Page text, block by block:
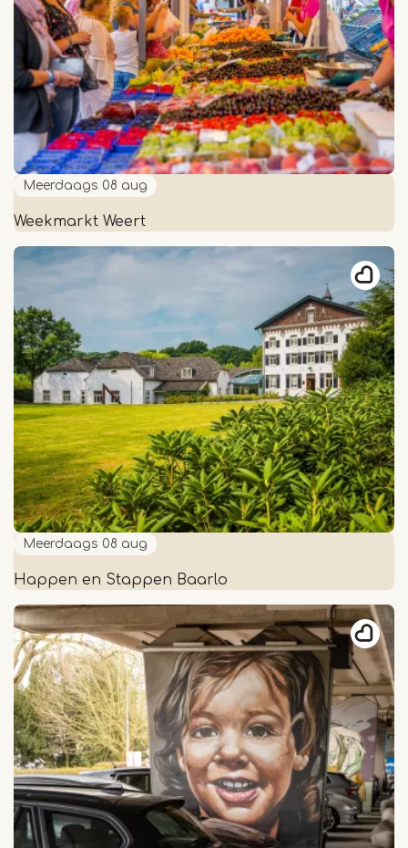
Meerdaags 08 aug
Weekmarkt Weert
Weekmarkt
Weert
Meerdaags 08 aug
Happen en Stappen Baarlo
Happen
en
Stappen
Baarlo